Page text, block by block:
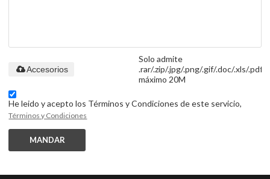
Solo admite
.rar/.zip/.jpg/.png/.gif/.doc/.xls/.pdf,
máximo 20M
Accesorios
He leido y acepto los Términos y Condiciones de este servicio,
Términos y Condiciones
MANDAR